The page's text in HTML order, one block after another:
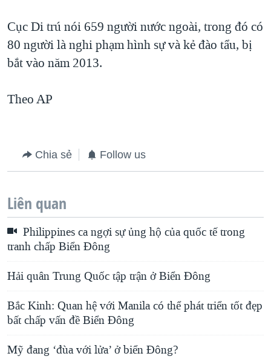
Cục Di trú nói 659 người nước ngoài, trong đó có
80 người là nghi phạm hình sự và kẻ đào tẩu, bị
bắt vào năm 2013.
Theo AP
Chia sẻ Follow us
Liên quan
Philippines ca ngợi sự ủng hộ của quốc tế trong
tranh chấp Biển Đông
Hải quân Trung Quốc tập trận ở Biển Đông
Bắc Kinh: Quan hệ với Manila có thể phát triển tốt đẹp
bất chấp vấn đề Biển Đông
Mỹ đang ‘đùa với lửa’ ở biển Đông?